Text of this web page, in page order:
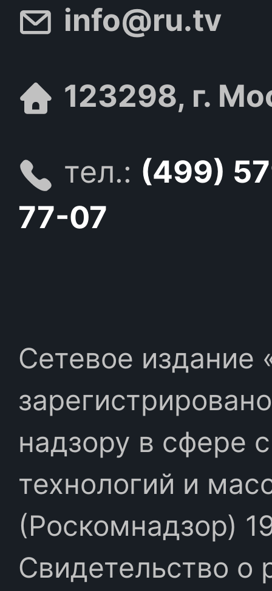
info@ru.tv
123298, г.
тел.: (499)
77-07
Сетевое издание
надзору в сфере
технологий и
(Роскомнадзор)
Свидетельство